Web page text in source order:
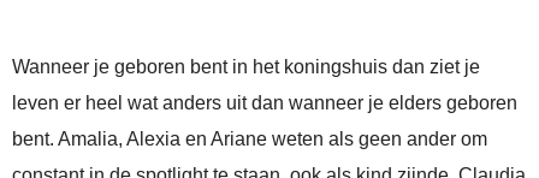
Wanneer je geboren bent in het koningshuis dan ziet je
leven er heel wat anders uit dan wanneer je elders geboren
bent. Amalia, Alexia en Ariane weten als geen ander om